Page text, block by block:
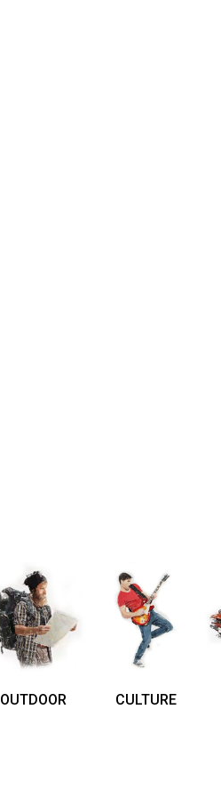
OUTDOOR CULTURE